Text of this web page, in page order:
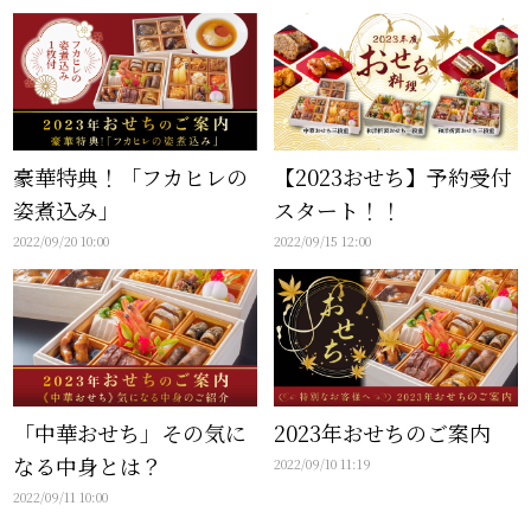
豪華特典！「フカヒレの
姿煮込み」
2022/09/20 10:00
【2023おせち】予約受付
スタート！！
2022/09/15 12:00
「中華おせち」その気に
なる中身とは？
2022/09/11 10:00
2023年おせちのご案内
2022/09/10 11:19